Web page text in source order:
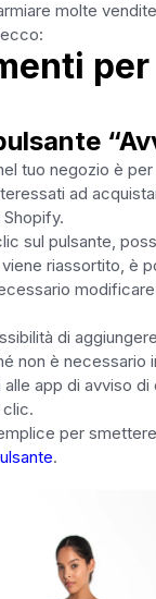
molte
tuo negozio è
ad
sul pulsante,
riassortito, è
di
non è necessario
app di avviso
clic.
per
.